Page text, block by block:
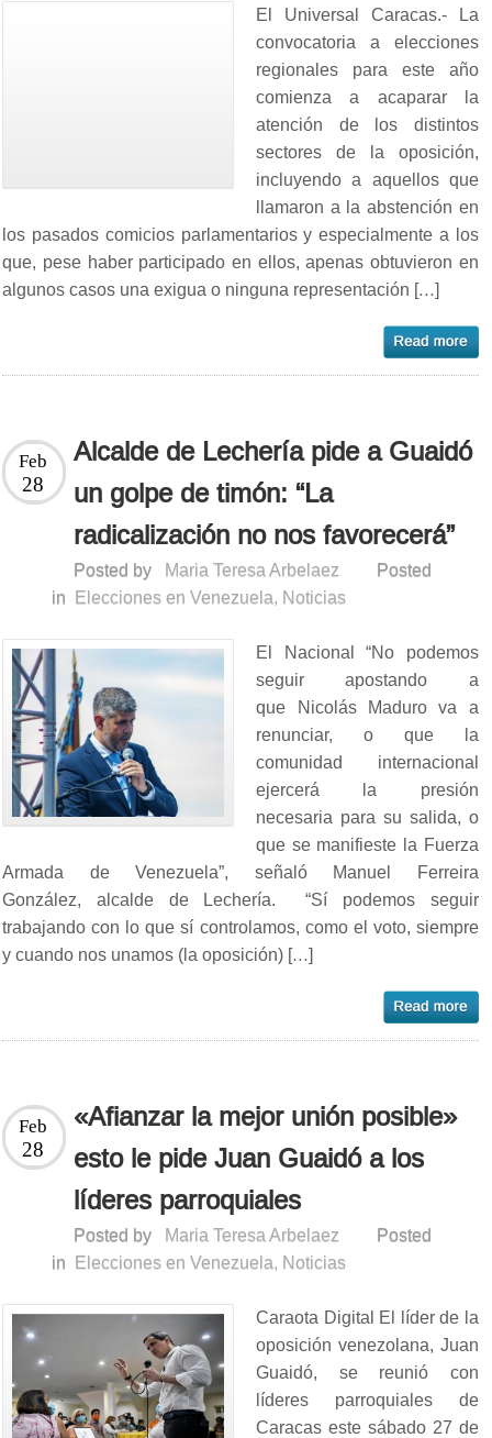
El Universal Caracas.- La
convocatoria a elecciones
regionales para este año
comienza a acaparar la
atención de los distintos
sectores de la oposición,
incluyendo a aquellos que
llamaron a la abstención en
los pasados comicios parlamentarios y especialmente a los
que, pese haber participado en ellos, apenas obtuvieron en
algunos casos una exigua o ninguna representación […]
Alcalde de Lechería pide a Guaidó
un golpe de timón: “La
radicalización no nos favorecerá”
Feb
28
Posted by Maria Teresa Arbelaez
Posted
in
Elecciones en Venezuela, Noticias
El Nacional “No podemos
seguir apostando a
que Nicolás Maduro va a
renunciar, o que la
comunidad internacional
ejercerá la presión
necesaria para su salida, o
que se manifieste la Fuerza
Armada de Venezuela”, señaló Manuel Ferreira
González, alcalde de Lechería. “Sí podemos seguir
trabajando con lo que sí controlamos, como el voto, siempre
y cuando nos unamos (la oposición) […]
«Afianzar la mejor unión posible»
esto le pide Juan Guaidó a los
líderes parroquiales
Feb
28
Posted by Maria Teresa Arbelaez
Posted
in
Elecciones en Venezuela, Noticias
Caraota Digital El líder de la
oposición venezolana, Juan
Guaidó, se reunió con
líderes parroquiales de
Caracas este sábado 27 de